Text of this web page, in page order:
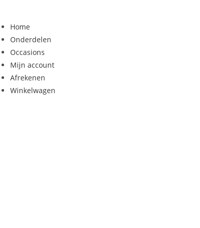
inhoud
Home
Onderdelen
Occasions
Mijn account
Afrekenen
Winkelwagen